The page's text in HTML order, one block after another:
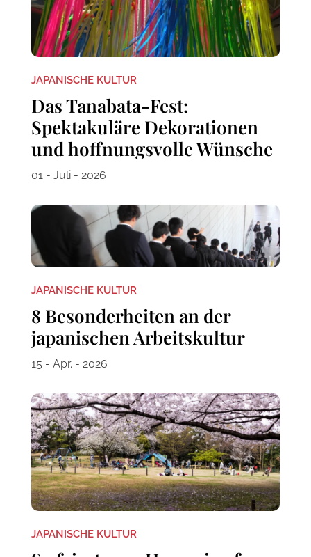
JAPANISCHE KULTUR
Das Tanabata-Fest:
Spektakuläre Dekorationen
und hoffnungsvolle Wünsche
01 - Juli - 2026
JAPANISCHE KULTUR
8 Besonderheiten an der
japanischen Arbeitskultur
15 - Apr. - 2026
JAPANISCHE KULTUR